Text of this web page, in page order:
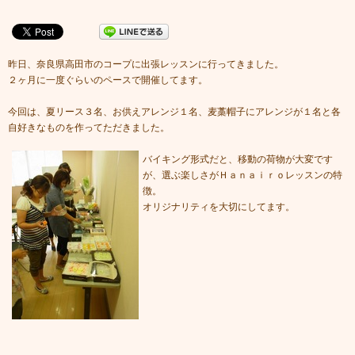
昨日、奈良県高田市のコープに出張レッスンに行ってきました。
２ヶ月に一度ぐらいのペースで開催してます。
今回は、夏リース３名、お供えアレンジ１名、麦藁帽子にアレンジが１名と各
自好きなものを作ってただきました。
バイキング形式だと、移動の荷物が大変です
が、選ぶ楽しさがＨａｎａｉｒｏレッスンの特
徴。
オリジナリティを大切にしてます。